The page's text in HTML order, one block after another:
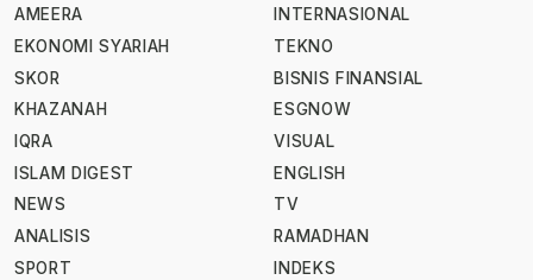
AMEERA
EKONOMI SYARIAH
SKOR
KHAZANAH
IQRA
ISLAM DIGEST
NEWS
ANALISIS
SPORT
INTERNASIONAL
TEKNO
BISNIS FINANSIAL
ESGNOW
VISUAL
ENGLISH
TV
RAMADHAN
INDEKS